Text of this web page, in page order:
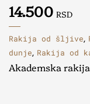
14.500 RSD
Rakija od šljive,
dunje, Rakija od
Akademska